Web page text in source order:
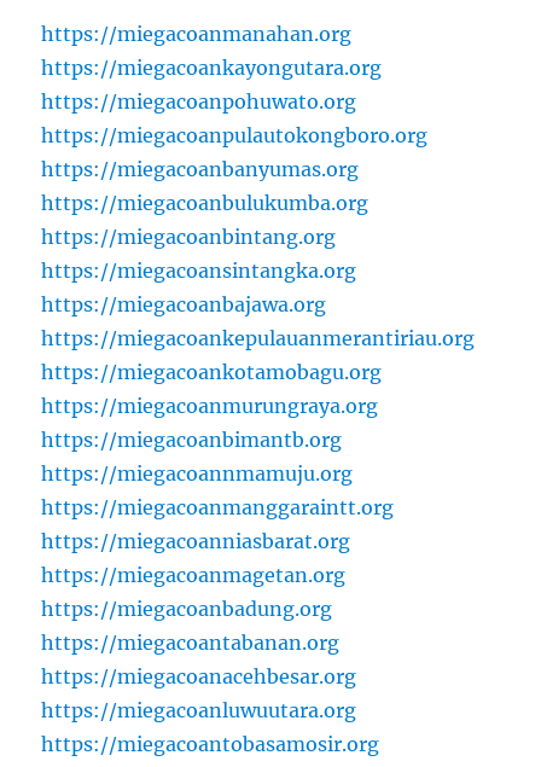
https://miegacoanmanahan.org
https://miegacoankayongutara.org
https://miegacoanpohuwato.org
https://miegacoanpulautokongboro.org
https://miegacoanbanyumas.org
https://miegacoanbulukumba.org
https://miegacoanbintang.org
https://miegacoansintangka.org
https://miegacoanbajawa.org
https://miegacoankepulauanmerantiriau.org
https://miegacoankotamobagu.org
https://miegacoanmurungraya.org
https://miegacoanbimantb.org
https://miegacoannmamuju.org
https://miegacoanmanggaraintt.org
https://miegacoanniasbarat.org
https://miegacoanmagetan.org
https://miegacoanbadung.org
https://miegacoantabanan.org
https://miegacoanacehbesar.org
https://miegacoanluwuutara.org
https://miegacoantobasamosir.org